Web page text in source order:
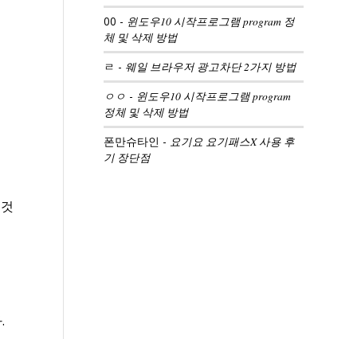
00 - 윈도우10 시작프로그램 program 정
체 및 삭제 방법
ㄹ - 웨일 브라우저 광고차단 2가지 방법
ㅇㅇ - 윈도우10 시작프로그램 program
정체 및 삭제 방법
폰만슈타인 - 요기요 요기패스X 사용 후
기 장단점